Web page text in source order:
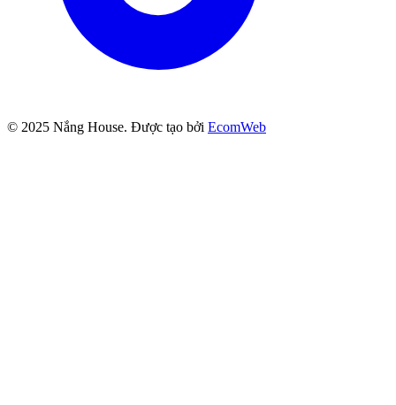
© 2025 Nắng House. Được tạo bởi EcomWeb